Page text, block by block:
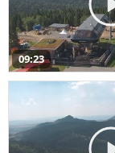
09:23